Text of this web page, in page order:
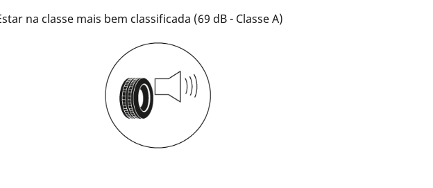
na classe mais bem classificada (69 dB - Classe A)